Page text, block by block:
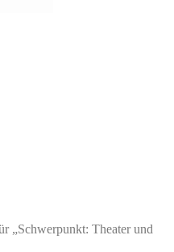
„Schwerpunkt: Theater und